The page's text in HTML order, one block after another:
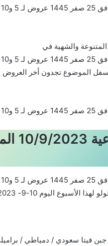
الموضوع تجدون أخر العروض
10-9- 2023 الموافق 25-2-1445
فيتا سعودي / دمياطي /